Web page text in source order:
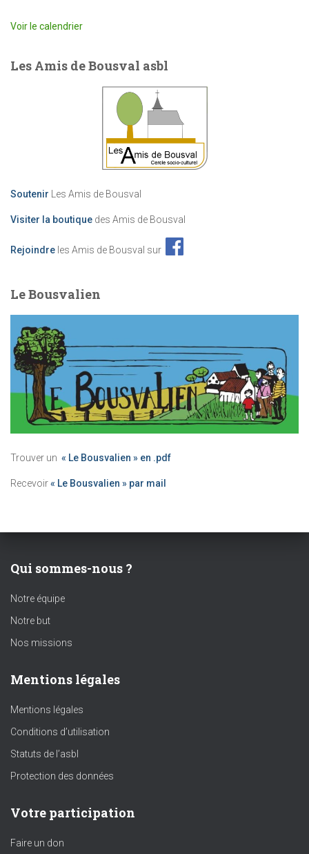
Voir le calendrier
Les Amis de Bousval asbl
Soutenir Les Amis de Bousval
Visiter la boutique des Amis de Bousval
Rejoindre les Amis de Bousval sur
Le Bousvalien
Trouver un « Le Bousvalien » en .pdf
Recevoir« Le Bousvalien » par mail
Qui sommes-nous ?
Notre équipe
Notre but
Nos missions
Mentions légales
Mentions légales
Conditions d’utilisation
Statuts de l’asbl
Protection des données
Votre participation
Faire un don